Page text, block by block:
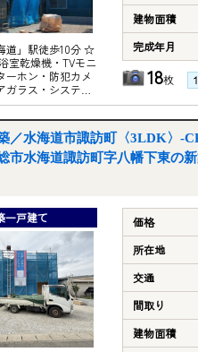
道」駅徒歩10分 ☆
乾燥機・TVモニ
ーホン・防犯カメ
ラス・システム
震の揺れを吸収し
装置「SAFE365」
》 〇水海道小学
〇水海道中学
TAIRAYAファイ
730ｍ 〇セブンイ
道郵便局……約340
建物面積
完成年月
18枚
／水海道市諏訪町〈3LDK〉-
総市水海道諏訪町字八幡下東の
一戸建て 価格
所在地
交通
間取り
建物面積